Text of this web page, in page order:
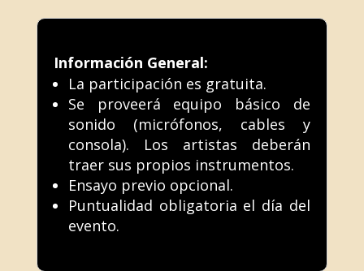
Información General:
La participación es gratuita.
Se proveerá equipo básico de
sonido (micrófonos, cables y
consola). Los artistas deberán
traer sus propios instrumentos.
Ensayo previo opcional.
Puntualidad obligatoria el día del
evento.